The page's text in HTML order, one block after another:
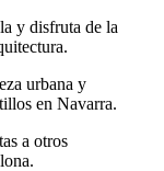
y disfruta de la
urbana y
en Navarra.
a otros